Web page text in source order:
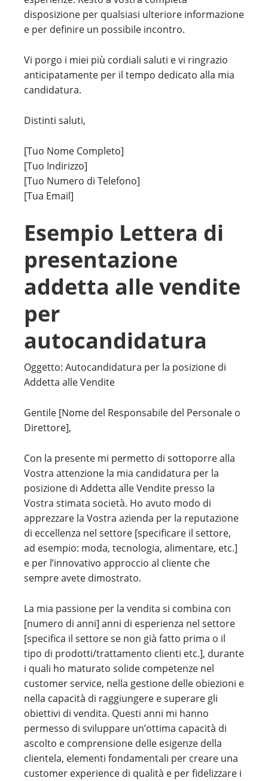
disposizione per qualsiasi ulteriore informazione
e per definire un possibile incontro.
Vi porgo i miei più cordiali saluti e vi ringrazio
anticipatamente per il tempo dedicato alla mia
candidatura.
Distinti saluti,
[Tuo Nome Completo]
[Tuo Indirizzo]
[Tuo Numero di Telefono]
[Tua Email]
Esempio Lettera di
presentazione
addetta alle vendite
per
autocandidatura
Oggetto: Autocandidatura per la posizione di
Addetta alle Vendite
Gentile [Nome del Responsabile del Personale o
Direttore],
Con la presente mi permetto di sottoporre alla
Vostra attenzione la mia candidatura per la
posizione di Addetta alle Vendite presso la
Vostra stimata società. Ho avuto modo di
apprezzare la Vostra azienda per la reputazione
di eccellenza nel settore [specificare il settore,
ad esempio: moda, tecnologia, alimentare, etc.]
e per l’innovativo approccio al cliente che
sempre avete dimostrato.
La mia passione per la vendita si combina con
[numero di anni] anni di esperienza nel settore
[specifica il settore se non già fatto prima o il
tipo di prodotti/trattamento clienti etc.], durante
i quali ho maturato solide competenze nel
customer service, nella gestione delle obiezioni e
nella capacità di raggiungere e superare gli
obiettivi di vendita. Questi anni mi hanno
permesso di sviluppare un’ottima capacità di
ascolto e comprensione delle esigenze della
clientela, elementi fondamentali per creare una
customer experience di qualità e per fidelizzare i